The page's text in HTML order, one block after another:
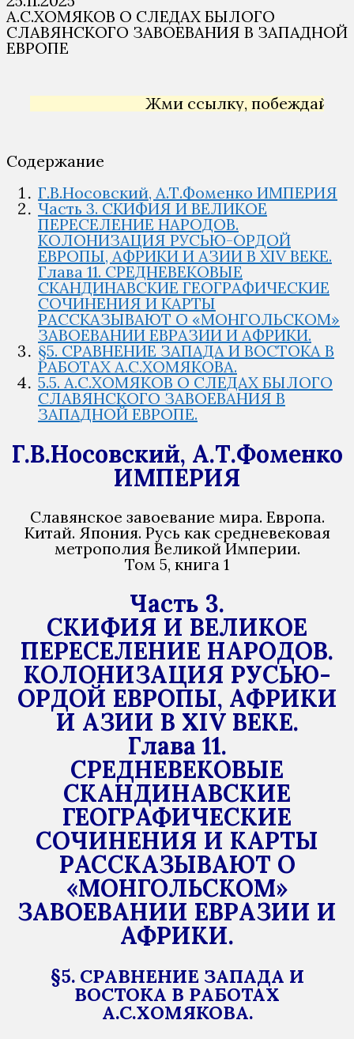
А.С.ХОМЯКОВ О СЛЕДАХ БЫЛОГО
СЛАВЯНСКОГО ЗАВОЕВАНИЯ В ЗАПАДНОЙ
ЕВРОПЕ
Жми ссылку, побеждай →
Содержание
Г.В.Носовский, А.Т.Фоменко ИМПЕРИЯ
Часть 3. СКИФИЯ И ВЕЛИКОЕ
ПЕРЕСЕЛЕНИЕ НАРОДОВ.
КОЛОНИЗАЦИЯ РУСЬЮ-ОРДОЙ
ЕВРОПЫ, АФРИКИ И АЗИИ В XIV ВЕКЕ.
Глава 11. СРЕДНЕВЕКОВЫЕ
СКАНДИНАВСКИЕ ГЕОГРАФИЧЕСКИЕ
СОЧИНЕНИЯ И КАРТЫ
РАССКАЗЫВАЮТ О «МОНГОЛЬСКОМ»
ЗАВОЕВАНИИ ЕВРАЗИИ И АФРИКИ.
§5. СРАВНЕНИЕ ЗАПАДА И ВОСТОКА В
РАБОТАХ А.С.ХОМЯКОВА.
5.5. А.С.ХОМЯКОВ О СЛЕДАХ БЫЛОГО
СЛАВЯНСКОГО ЗАВОЕВАНИЯ В
ЗАПАДНОЙ ЕВРОПЕ.
Г.В.Носовский, А.Т.Фоменко
ИМПЕРИЯ
Славянское завоевание мира. Европа.
Китай. Япония. Русь как средневековая
метрополия Великой Империи.
Том 5, книга 1
Часть 3.
СКИФИЯ И ВЕЛИКОЕ
ПЕРЕСЕЛЕНИЕ НАРОДОВ.
КОЛОНИЗАЦИЯ РУСЬЮ-
ОРДОЙ ЕВРОПЫ, АФРИКИ
И АЗИИ В XIV ВЕКЕ.
Глава 11.
СРЕДНЕВЕКОВЫЕ
СКАНДИНАВСКИЕ
ГЕОГРАФИЧЕСКИЕ
СОЧИНЕНИЯ И КАРТЫ
РАССКАЗЫВАЮТ О
«МОНГОЛЬСКОМ»
ЗАВОЕВАНИИ ЕВРАЗИИ И
АФРИКИ.
§5. СРАВНЕНИЕ ЗАПАДА И
ВОСТОКА В РАБОТАХ
А.С.ХОМЯКОВА.